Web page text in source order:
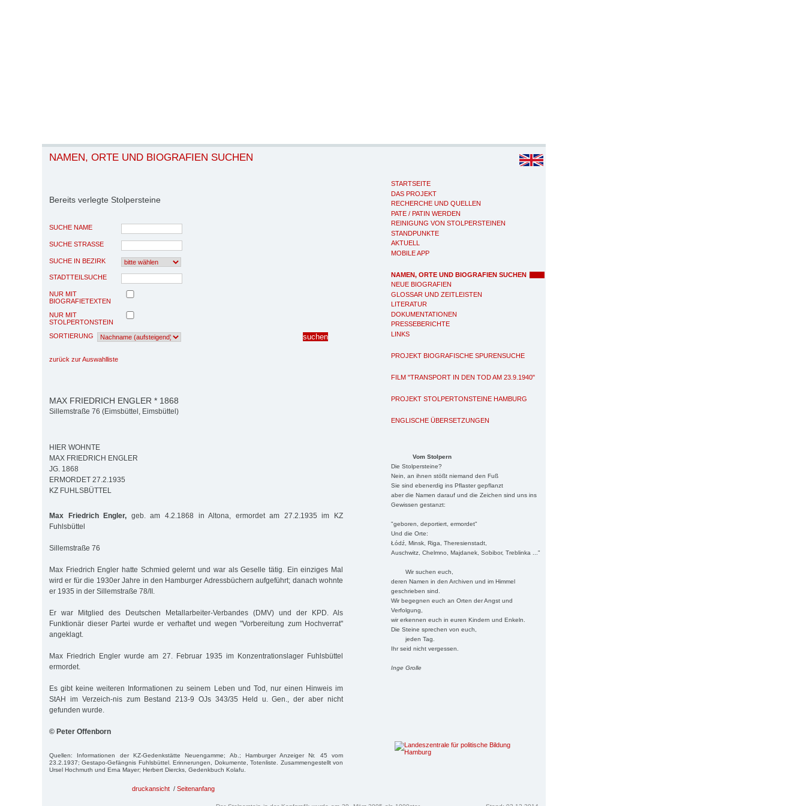
STARTSEITE
DAS PROJEKT
RECHERCHE UND QUELLEN
PATE / PATIN WERDEN
REINIGUNG VON STOLPERSTEINEN
STANDPUNKTE
AKTUELL
MOBILE APP
NAMEN, ORTE UND BIOGRAFIEN SUCHEN
NEUE BIOGRAFIEN
GLOSSAR UND ZEITLEISTEN
LITERATUR
DOKUMENTATIONEN
PRESSEBERICHTE
LINKS
PROJEKT BIOGRAFISCHE SPURENSUCHE
FILM "TRANSPORT IN DEN TOD AM 23.9.1940"
PROJEKT STOLPERTONSTEINE HAMBURG
ENGLISCHE ÜBERSETZUNGEN
Vom Stolpern
Die Stolpersteine?
Nein, an ihnen stößt niemand den Fuß
Sie sind ebenerdig ins Pflaster gepflanzt
aber die Namen darauf und die Zeichen sind uns ins
Gewissen gestanzt:
"geboren, deportiert, ermordet"
Und die Orte:
Łódź, Minsk, Riga, Theresienstadt,
Auschwitz, Chelmno, Majdanek, Sobibor, Treblinka ..."
Wir suchen euch,
deren Namen in den Archiven und im Himmel
geschrieben sind.
Wir begegnen euch an Orten der Angst und
Verfolgung,
wir erkennen euch in euren Kindern und Enkeln.
Die Steine sprechen von euch,
jeden Tag.
Ihr seid nicht vergessen.
Inge Grolle
NAMEN, ORTE UND BIOGRAFIEN SUCHEN
Bereits verlegte Stolpersteine
SUCHE NAME
SUCHE STRASSE
SUCHE IN BEZIRK
STADTTEILSUCHE
NUR MIT
BIOGRAFIETEXTEN
NUR MIT
STOLPERTONSTEIN
SORTIERUNG
zurück zur Auswahlliste
MAX FRIEDRICH ENGLER * 1868
Sillemstraße 76 (Eimsbüttel, Eimsbüttel)
HIER WOHNTE
MAX FRIEDRICH ENGLER
JG. 1868
ERMORDET 27.2.1935
KZ FUHLSBÜTTEL
Max Friedrich Engler, geb. am 4.2.1868 in Altona, ermordet am 27.2.1935 im KZ
Fuhlsbüttel
Sillemstraße 76
Max Friedrich Engler hatte Schmied gelernt und war als Geselle tätig. Ein einziges Mal
wird er für die 1930er Jahre in den Hamburger Adressbüchern aufgeführt; danach wohnte
er 1935 in der Sillemstraße 78/II.
Er war Mitglied des Deutschen Metallarbeiter-Verbandes (DMV) und der KPD. Als
Funktionär dieser Partei wurde er verhaftet und wegen "Vorbereitung zum Hochverrat"
angeklagt.
Max Friedrich Engler wurde am 27. Februar 1935 im Konzentrationslager Fuhlsbüttel
ermordet.
Es gibt keine weiteren Informationen zu seinem Leben und Tod, nur einen Hinweis im
StAH im Verzeich-nis zum Bestand 213-9 OJs 343/35 Held u. Gen., der aber nicht
gefunden wurde.
© Peter Offenborn
Quellen: Informationen der KZ-Gedenkstätte Neuengamme; Ab.; Hamburger Anzeiger Nr. 45 vom
23.2.1937; Gestapo-Gefängnis Fuhlsbüttel. Erinnerungen, Dokumente, Totenliste. Zusammengestellt von
Ursel Hochmuth und Erna Mayer; Herbert Diercks, Ge­denkbuch Kolafu.
druckansicht / Seitenanfang